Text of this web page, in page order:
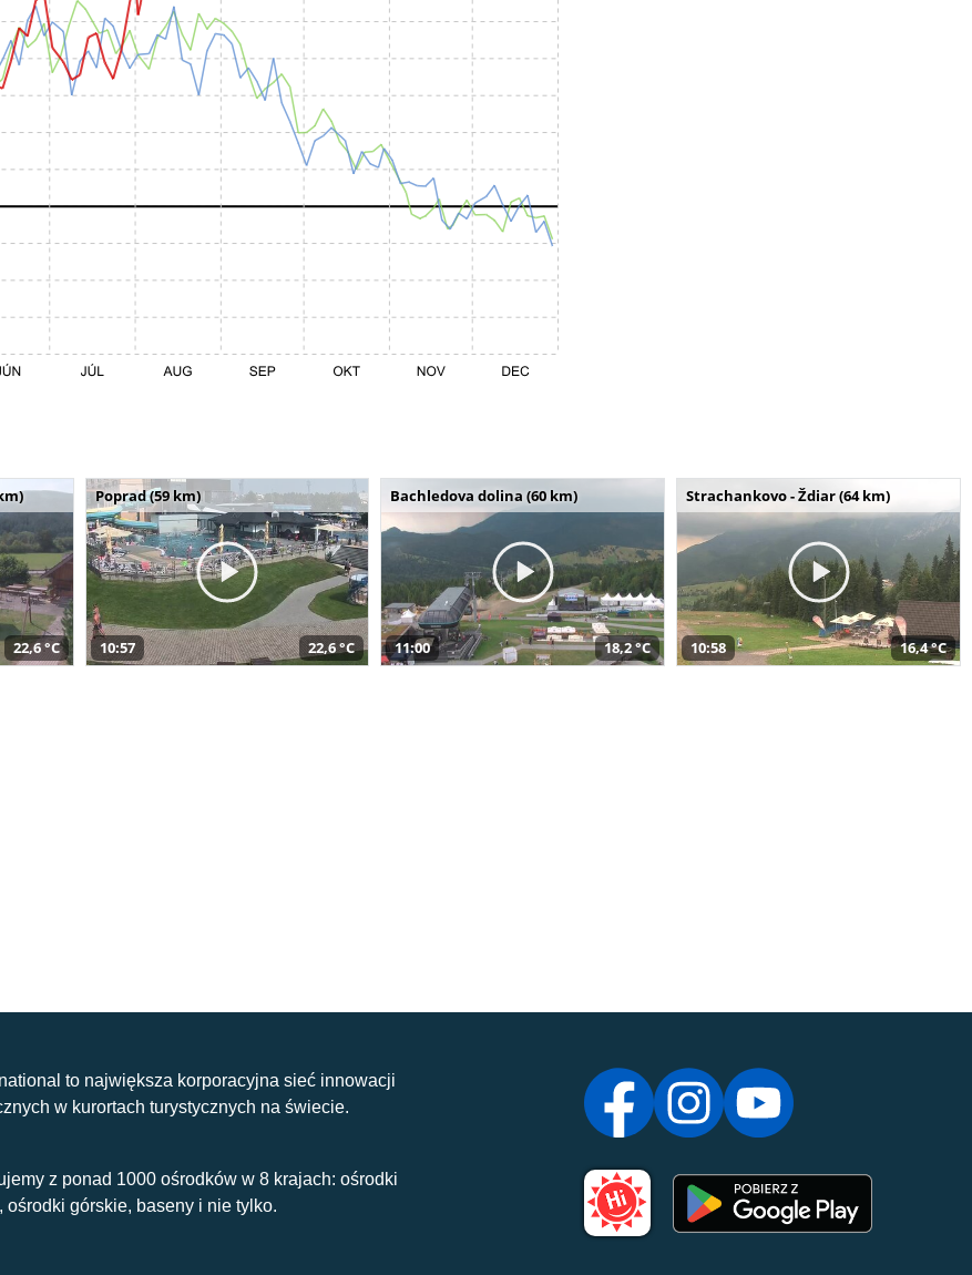
22,6 °C
Poprad (59 km)
10:57 22,6 °C
Bachledova dolina (60 km)
11:00 18,2 °C
Strachankovo - Ždiar (64 km)
10:58 16,4 °C
to największa korporacyjna sieć innowacji
w kurortach turystycznych na świecie.
z ponad 1000 ośrodków w 8 krajach: ośrodki
ośrodki górskie, baseny i nie tylko.